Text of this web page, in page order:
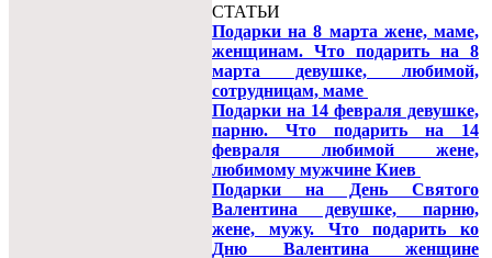
СТАТЬИ
Подарки на 8 марта жене, маме,
женщинам. Что подарить на 8
марта девушке, любимой,
сотрудницам, маме
Подарки на 14 февраля девушке,
парню. Что подарить на 14
февраля любимой жене,
любимому мужчине Киев
Подарки на День Святого
Валентина девушке, парню,
жене, мужу. Что подарить ко
Дню Валентина женщине